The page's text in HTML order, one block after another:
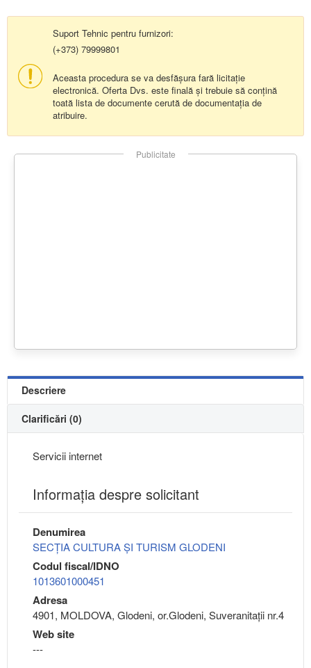
Suport Tehnic pentru furnizori:
(+373) 79999801
Aceasta procedura se va desfășura fară licitație
electronică. Oferta Dvs. este finală și trebuie să conțină
toată lista de documente cerută de documentația de
atribuire.
Publicitate
Descriere
Clarificări (0)
Servicii internet
Informaţia despre solicitant
Denumirea
SECȚIA CULTURA ȘI TURISM GLODENI
Codul fiscal/IDNO
1013601000451
Adresa
4901, MOLDOVA, Glodeni, or.Glodeni, Suveranitații nr.4
Web site
---